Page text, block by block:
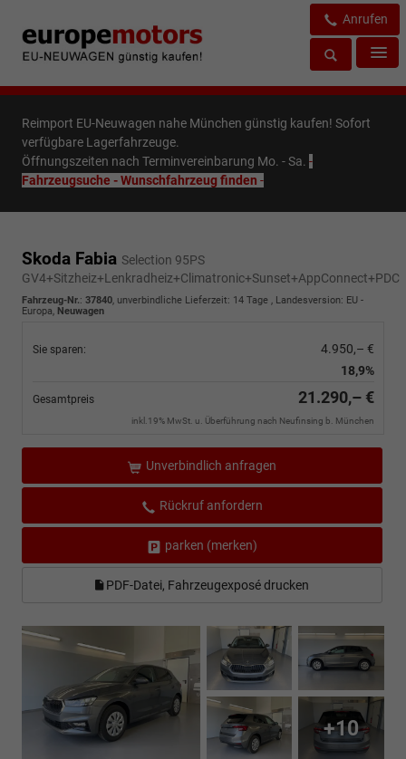
Anrufen
Reimport EU-Neuwagen nahe München günstig kaufen! Sofort
verfügbare Lagerfahrzeuge.
Öffnungszeiten nach Terminvereinbarung Mo. - Sa. -
Fahrzeugsuche - Wunschfahrzeug finden -
Skoda Fabia Selection 95PS
GV4+Sitzheiz+Lenkradheiz+Climatronic+Sunset+AppConnect+PDC
Fahrzeug-Nr.: 37840, unverbindliche Lieferzeit: 14 Tage , Landesversion: EU -
Europa, Neuwagen
Sie sparen:
4.950,– €
18,9%
Gesamtpreis 21.290,– €
inkl.19% MwSt. u. Überführung nach Neufinsing b. München
Unverbindlich anfragen
Rückruf anfordern
parken (merken)
PDF-Datei, Fahrzeugexposé drucken
+10